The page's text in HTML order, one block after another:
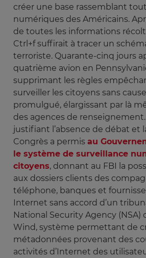
créer une base rassemblant
numériques des Américains.
de toutes les informations
Ctrl+f suffirait à tracer un
terroriste. Quarante-cinq jours
quatrième avion en
supprimant les règles
surveiller les citoyens sans
promulgué, élargissant par là
des agences de renseignement.
justifiant l’absence de débat et
Congrès a permis au
le système de surveillance
citoyens, donnant au FBI la
aux dossiers clients des
téléphone, banques et
Internet sans accord d’un
National Security Agency (NSA)
Wind, système permettant de
métadonnées provenant des
activités d’Internet des